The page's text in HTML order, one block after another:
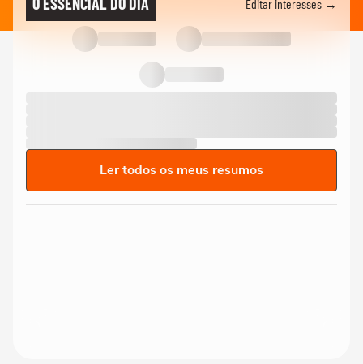
Editar interesses →
Ler todos os meus resumos